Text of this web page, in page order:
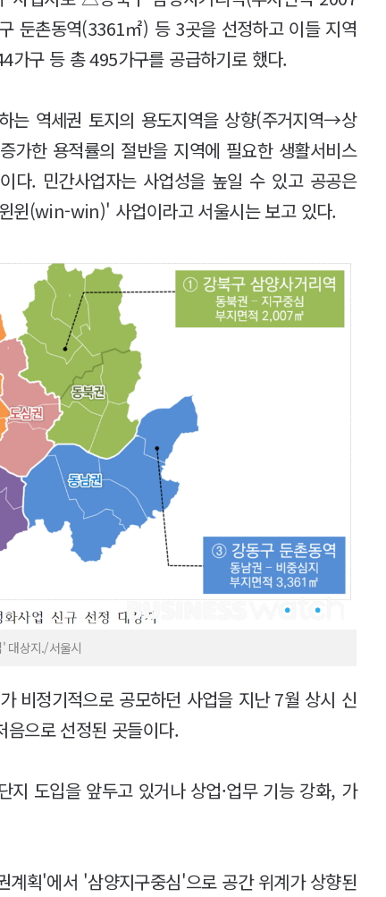
촌동역(3361㎡) 등 3곳을 선정하고 이들 지역
가구 등 총 495가구를 공급하기로 했다.
는 역세권 토지의 용도지역을 상향(주거지역→상
가한 용적률의 절반을 지역에 필요한 생활서비스
다. 민간사업자는 사업성을 높일 수 있고 공공은
윈(win-win)' 사업이라고 서울시는 보고 있다.
대상지./서울시
비정기적으로 공모하던 사업을 지난 7월 상시 신
으로 선정된 곳들이다.
지 도입을 앞두고 있거나 상업·업무 기능 강화, 가
획'에서 '삼양지구중심'으로 공간 위계가 상향된